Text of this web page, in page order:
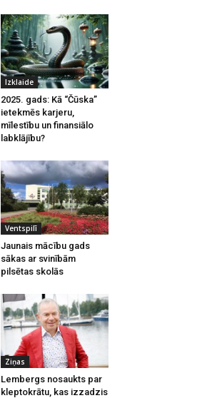
Izklaide
2025. gads: Kā “Čūska”
ietekmēs karjeru,
mīlestību un finansiālo
labklājību?
Ventspilī
Jaunais mācību gads
sākas ar svinībām
pilsētas skolās
Ziņas
Lembergs nosaukts par
kleptokrātu, kas izzadzis